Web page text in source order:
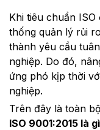
Khi tiêu chuẩn
thống quản lý rủi
thành yêu cầu
nghiệp. Do đó,
ứng phó kịp thời
nghiệp.
Trên đây là toàn
ISO 9001:2015 là gì